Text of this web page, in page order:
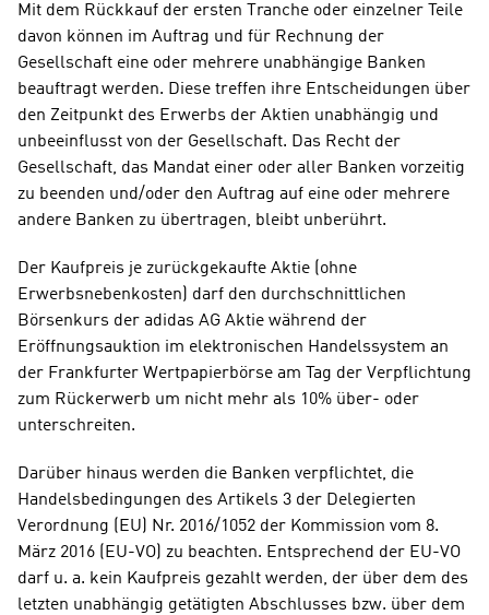
Mit dem Rückkauf der ersten Tranche oder einzelner Teile
davon können im Auftrag und für Rechnung der
Gesellschaft eine oder mehrere unabhängige Banken
beauftragt werden. Diese treffen ihre Entscheidungen über
den Zeitpunkt des Erwerbs der Aktien unabhängig und
unbeeinflusst von der Gesellschaft. Das Recht der
Gesellschaft, das Mandat einer oder aller Banken vorzeitig
zu beenden und/oder den Auftrag auf eine oder mehrere
andere Banken zu übertragen, bleibt unberührt.
Der Kaufpreis je zurückgekaufte Aktie (ohne
Erwerbsnebenkosten) darf den durchschnittlichen
Börsenkurs der adidas AG Aktie während der
Eröffnungsauktion im elektronischen Handelssystem an
der Frankfurter Wertpapierbörse am Tag der Verpflichtung
zum Rückerwerb um nicht mehr als 10% über- oder
unterschreiten.
Darüber hinaus werden die Banken verpflichtet, die
Handelsbedingungen des Artikels 3 der Delegierten
Verordnung (EU) Nr. 2016/1052 der Kommission vom 8.
März 2016 (EU-VO) zu beachten. Entsprechend der EU-VO
darf u. a. kein Kaufpreis gezahlt werden, der über dem des
letzten unabhängig getätigten Abschlusses bzw. über dem